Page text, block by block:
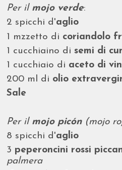
Per il mojo verde:
2 spicchi d'aglio
1 mzzetto di coriandolo
1 cucchiaino disemi di
1 cucchiaio di aceto di
200 ml di olio
Sale
Per il mojo picón(mojo
8 spicchi d'aglio
3 peperoncini rossi
palmera